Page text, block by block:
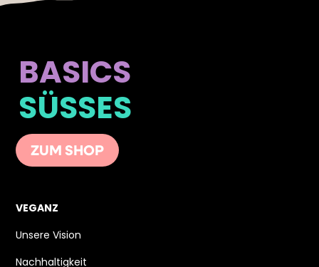
BASICS
SÜSSES
ZUM SHOP
VEGANZ
Unsere Vision
Nachhaltigkeit